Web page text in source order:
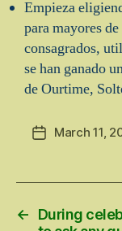
Empieza
para mayores
consagrados,
se han ganado
de Ourtime,
PostMarch 11,
←
During